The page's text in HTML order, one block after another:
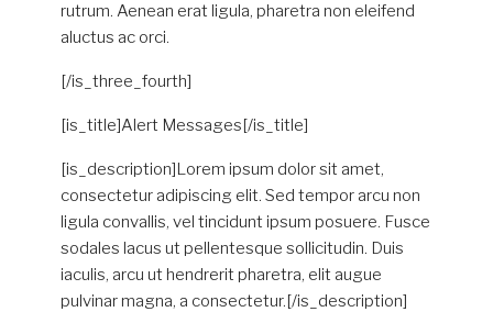
rutrum. Aenean erat ligula, pharetra non eleifend
aluctus ac orci.
[/is_three_fourth]
[is_title]Alert Messages[/is_title]
[is_description]Lorem ipsum dolor sit amet,
consectetur adipiscing elit. Sed tempor arcu non
ligula convallis, vel tincidunt ipsum posuere. Fusce
sodales lacus ut pellentesque sollicitudin. Duis
iaculis, arcu ut hendrerit pharetra, elit augue
pulvinar magna, a consectetur.[/is_description]